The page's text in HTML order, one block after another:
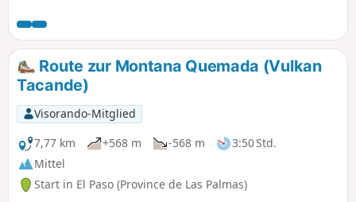
zerklüftete Lavaküste mit kleinen Buchten und schwarzen
Sandstränden genießen kann. Es ist eine sehr einfache
Wanderung, die auch für Kinder geeignet ist.
Route zur Montana Quemada (Vulkan
Tacande)
Visorando-Mitglied
7,77 km
+568 m -568 m
3:50 Std.
Mittel
Start in El Paso (Province de Las Palmas)